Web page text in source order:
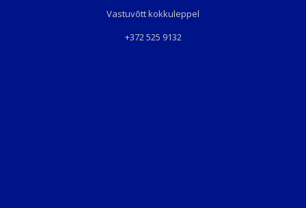
Vastuvõtt kokkuleppel
+372 525 9132